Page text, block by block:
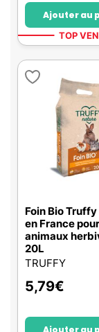
Ajouter au
TOP
Foin Bio
en France
animaux
20L
TRUFFY
5,79€
Ajouter au